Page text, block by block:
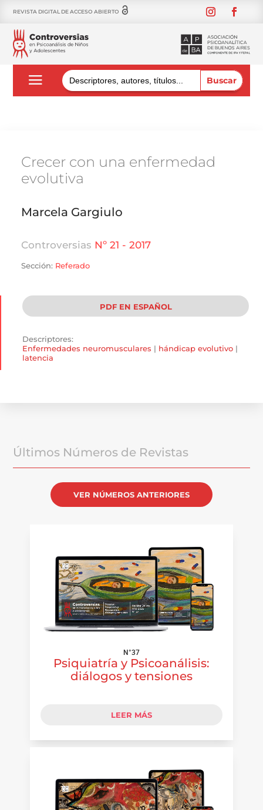
REVISTA DIGITAL DE ACCESO ABIERTO
Buscar:
Crecer con una enfermedad
evolutiva
Marcela Gargiulo
Controversias Nº 21 - 2017
Sección: Referado
PDF EN ESPAÑOL
Descriptores:
Enfermedades neuromusculares | hándicap evolutivo |
latencia
Últimos Números de Revistas
VER NÚMEROS ANTERIORES
N°37
Psiquiatría y Psicoanálisis:
diálogos y tensiones
LEER MÁS